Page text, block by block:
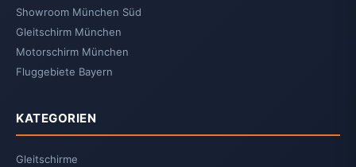
Showroom München Süd
Gleitschirm München
Motorschirm München
Fluggebiete Bayern
KATEGORIEN
Gleitschirme